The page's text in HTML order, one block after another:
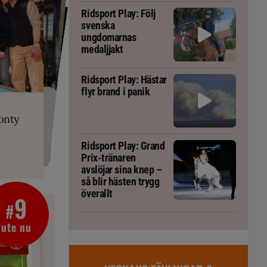
är allt
fång
blivit
tränaren
#9
ute nu
Ridsport Play: Följ
svenska
ungdomarnas
medaljjakt
Ridsport Play: Hästar
flyr brand i panik
Ridsport Play: Grand
Prix-tränaren
avslöjar sina knep –
så blir hästen trygg
överallt